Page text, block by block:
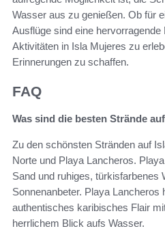
Wasser aus zu genießen. Ob für
Ausflüge sind eine
Aktivitäten in Isla Mujeres zu
Erinnerungen zu schaffen.
FAQ
Was sind die besten Strände
Zu den schönsten Stränden auf
Norte und Playa Lancheros.
Sand und ruhiges, türkisfarbenes
Sonnenanbeter. Playa Lancheros
authentisches karibisches Flair
herrlichem Blick aufs Wasser.